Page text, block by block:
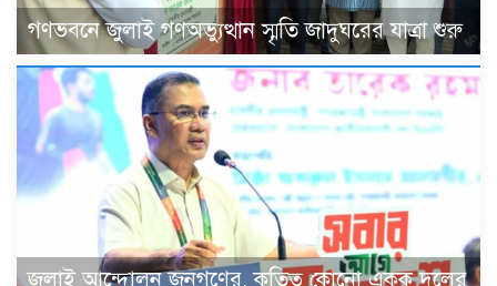
গণভবনে জুলাই গণঅভ্যুত্থান স্মৃতি জাদুঘরের যাত্রা শুরু
জুলাই আন্দোলন জনগণের, কৃতিত্ব কোনো একক দলের